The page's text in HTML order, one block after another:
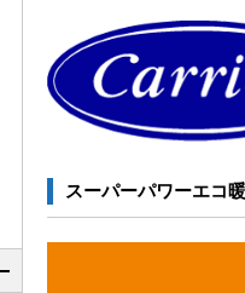
スーパーパワーエコ